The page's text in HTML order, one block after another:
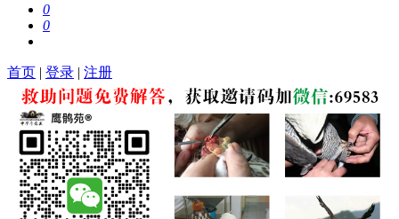
0
0
首页 | 登录 | 注册